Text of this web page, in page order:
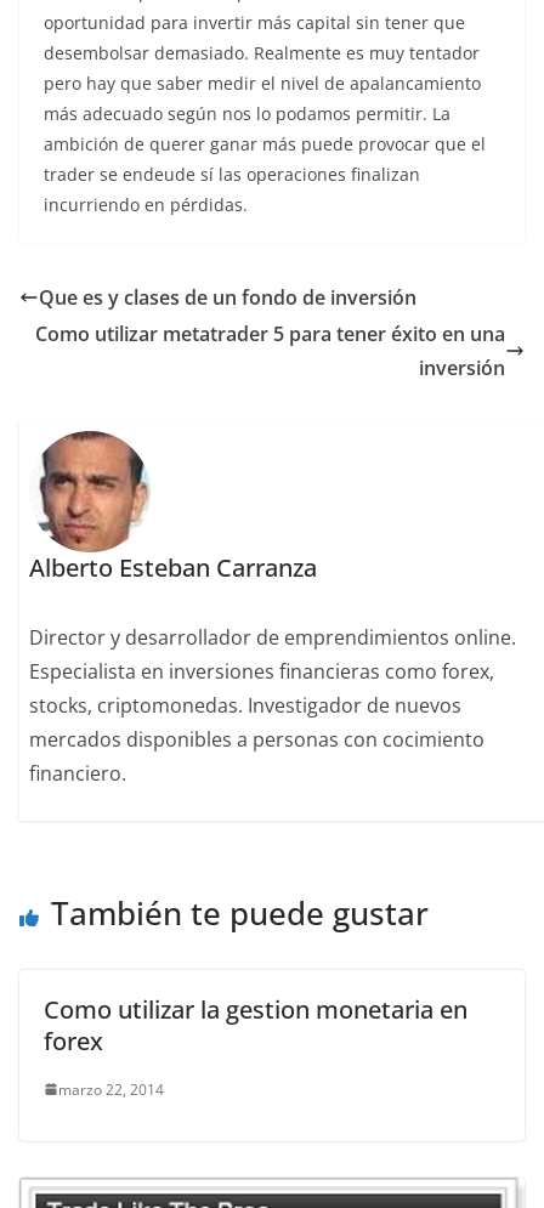
oportunidad para invertir más capital sin tener que
desembolsar demasiado. Realmente es muy tentador
pero hay que saber medir el nivel de apalancamiento
más adecuado según nos lo podamos permitir. La
ambición de querer ganar más puede provocar que el
trader se endeude sí las operaciones finalizan
incurriendo en pérdidas.
Que es y clases de un fondo de inversión
Como utilizar metatrader 5 para tener éxito en una
inversión
Alberto Esteban Carranza
Director y desarrollador de emprendimientos online.
Especialista en inversiones financieras como forex,
stocks, criptomonedas. Investigador de nuevos
mercados disponibles a personas con cocimiento
financiero.
También te puede gustar
Como utilizar la gestion monetaria en
forex
marzo 22, 2014